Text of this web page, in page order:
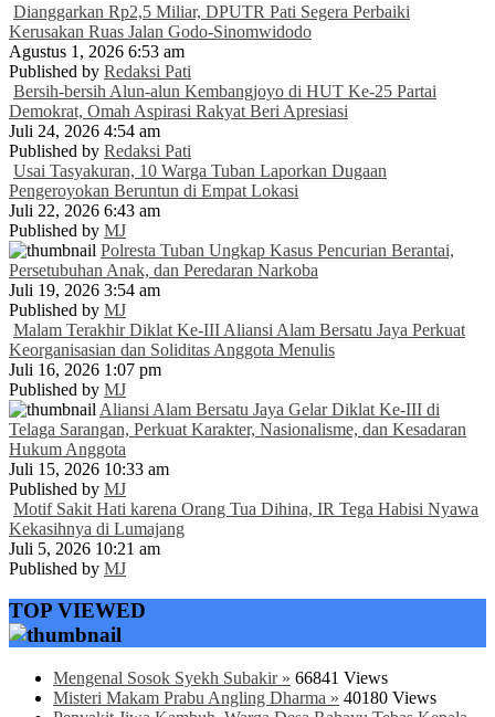
Dianggarkan Rp2,5 Miliar, DPUTR Pati Segera Perbaiki
Kerusakan Ruas Jalan Godo-Sinomwidodo
Agustus 1, 2026 6:53 am
Published by Redaksi Pati
Bersih-bersih Alun-alun Kembangjoyo di HUT Ke-25 Partai
Demokrat, Omah Aspirasi Rakyat Beri Apresiasi
Juli 24, 2026 4:54 am
Published by Redaksi Pati
Usai Tasyakuran, 10 Warga Tuban Laporkan Dugaan
Pengeroyokan Beruntun di Empat Lokasi
Juli 22, 2026 6:43 am
Published by MJ
Polresta Tuban Ungkap Kasus Pencurian Berantai,
Persetubuhan Anak, dan Peredaran Narkoba
Juli 19, 2026 3:54 am
Published by MJ
Malam Terakhir Diklat Ke-III Aliansi Alam Bersatu Jaya Perkuat
Keorganisasian dan Soliditas Anggota Menulis
Juli 16, 2026 1:07 pm
Published by MJ
Aliansi Alam Bersatu Jaya Gelar Diklat Ke-III di
Telaga Sarangan, Perkuat Karakter, Nasionalisme, dan Kesadaran
Hukum Anggota
Juli 15, 2026 10:33 am
Published by MJ
Motif Sakit Hati karena Orang Tua Dihina, IR Tega Habisi Nyawa
Kekasihnya di Lumajang
Juli 5, 2026 10:21 am
Published by MJ
TOP VIEWED
Mengenal Sosok Syekh Subakir » 66841 Views
Misteri Makam Prabu Angling Dharma » 40180 Views